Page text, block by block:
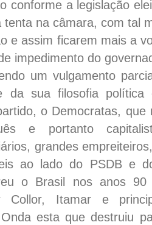
conforme a legislação
tenta na câmara, com tal
e assim ficarem mais a
impedimento do
um vulgamento
da sua filosofia
o Democratas, que
e portanto
grandes
ao lado do PSDB e
o Brasil nos anos
Collor, Itamar e
esta que destruiu